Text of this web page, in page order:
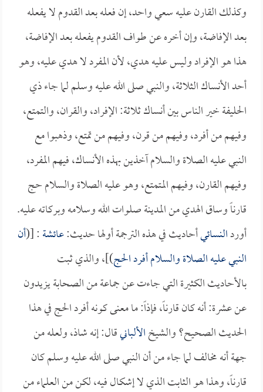
وكذلك القارن عليه سعي واحد، إن فعله بعد القدوم لا يفعله
بعد الإفاضة، وإن أخره عن طواف القدوم يفعله بعد الإفاضة،
هذا هو الإفراد وليس عليه هدي، لأن المفرد لا هدي عليه، وهو
أحد الأنساك الثلاثة، والنبي صلى الله عليه وسلم لما جاء ذي
الحليفة خير الناس بين أنساك ثلاثة: الإفراد، والقران، والتمتع،
وفيهم من أفرد، وفيهم من قرن، وفيهم من تمتع، وذهبوا مع
النبي عليه الصلاة والسلام آخذين بهذه الأنساك، فيهم المفرد،
وفيهم القارن، وفيهم المتمتع، وهو عليه الصلاة والسلام حج
قارناً وساق الهدي من المدينة صلوات الله وسلامه وبركاته عليه.
أوردالنسائيأحاديث في هذه الترجمة أولها حديث:عائشة: [(أن
النبي عليه الصلاة والسلام أفرد الحج)]، والذي ثبت
بالأحاديث الكثيرة التي جاءت عن جماعة من الصحابة يزيدون
عن عشرة: أنه كان قارناً، فإذاً: ما معنى كونه أفرد الحج في هذا
الحديث الصحيح؟ والشيخالألبانيقال: إنه شاذ، ولعله من
جهة أنه مخالف لما جاء من أن النبي صلى الله عليه وسلم كان
قارناً، وهذا هو الثابت الذي لا إشكال فيه، لكن من العلماء من